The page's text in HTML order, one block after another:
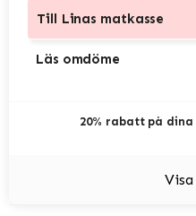
Till Linas matkasse
Läs omdöme
20% rabatt på